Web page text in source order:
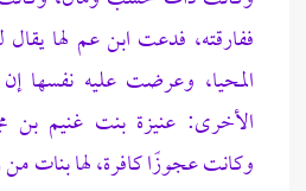
ففارقته، فدعت ابن عم لها
المحيا، وعرضت عليه نفسها
الأخرى: عنيزة بنت غنيم بن
وكانت عجوزًا كافرة، لها بنات